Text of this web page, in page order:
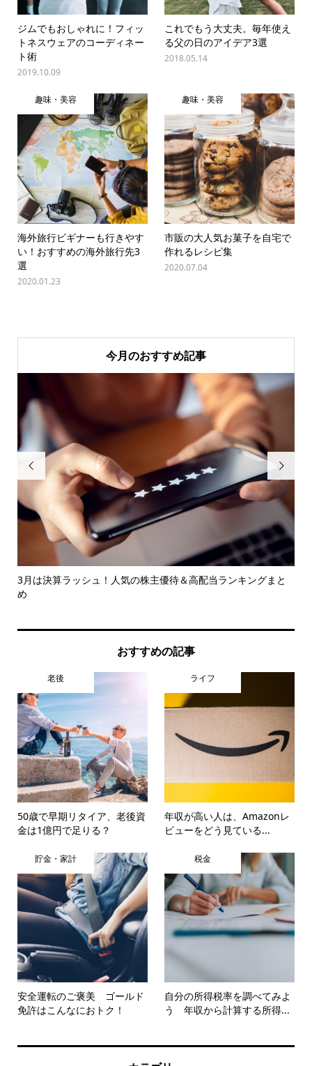
ジムでもおしゃれに！フィッ
トネスウェアのコーディネー
ト術
2019.10.09
これでもう大丈夫。毎年使え
る父の日のアイデア3選
2018.05.14
趣味・美容
海外旅行ビギナーも行きやす
い！おすすめの海外旅行先3
選
2020.01.23
趣味・美容
市販の大人気お菓子を自宅で
作れるレシピ集
2020.07.04
今月のおすすめ記事

3月は決算ラッシュ！人気の株主優待＆高配当ランキングまと
め

おすすめの記事
老後
50歳で早期リタイア、老後資
金は1億円で足りる？
ライフ
年収が高い人は、Amazonレ
ビューをどう見ている...
貯金・家計
安全運転のご褒美 ゴールド
免許はこんなにおトク！
税金
自分の所得税率を調べてみよ
う 年収から計算する所得...